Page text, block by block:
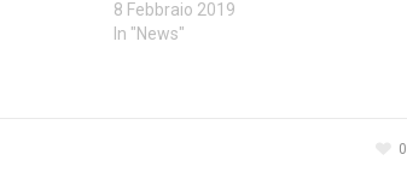
8 Febbraio 2019
In "News"
0